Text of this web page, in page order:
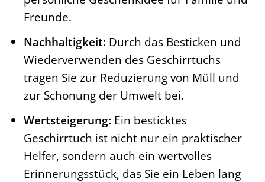
Freunde.
Nachhaltigkeit: Durch das Besticken und
Wiederverwenden des Geschirrtuchs
tragen Sie zur Reduzierung von Müll und
zur Schonung der Umwelt bei.
Wertsteigerung: Ein besticktes
Geschirrtuch ist nicht nur ein praktischer
Helfer, sondern auch ein wertvolles
Erinnerungsstück, das Sie ein Leben lang